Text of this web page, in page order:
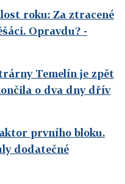
roku: Za ztracené
Opravdu? -
Temelín je zpět
o dva dny dřív
prvního bloku.
dodatečné